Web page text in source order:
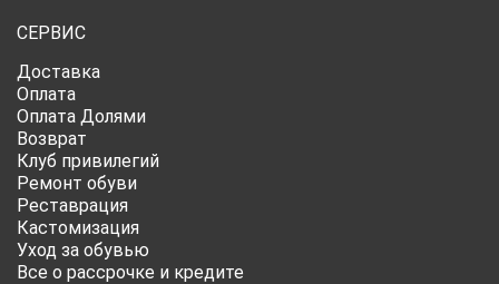
СЕРВИС
Доставка
Оплата
Оплата Долями
Возврат
Клуб привилегий
Ремонт обуви
Реставрация
Кастомизация
Уход за обувью
Все о рассрочке и кредите